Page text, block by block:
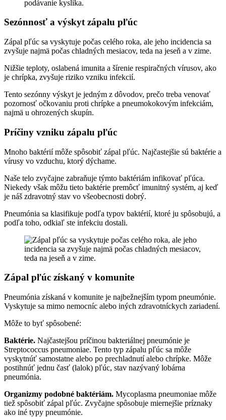
podávanie kyslíka.
Sezónnosť a výskyt zápalu pľúc
Zápal pľúc sa vyskytuje počas celého roka, ale jeho incidencia sa
zvyšuje najmä počas chladných mesiacov, teda na jeseň a v zime.
Nižšie teploty, oslabená imunita a šírenie respiračných vírusov, ako
je chrípka, zvyšuje riziko vzniku infekcií.
Tento sezónny výskyt je jedným z dôvodov, prečo treba venovať
pozornosť očkovaniu proti chrípke a pneumokokovým infekciám,
najmä u ohrozených skupín.
Príčiny vzniku zápalu pľúc
Mnoho baktérií môže spôsobiť zápal pľúc. Najčastejšie sú baktérie a
vírusy vo vzduchu, ktorý dýchame.
Naše telo zvyčajne zabraňuje týmto baktériám infikovať pľúca.
Niekedy však môžu tieto baktérie premôcť imunitný systém, aj keď
je náš zdravotný stav vo všeobecnosti dobrý.
Pneumónia sa klasifikuje podľa typov baktérií, ktoré ju spôsobujú, a
podľa toho, odkiaľ ste infekciu dostali.
Zápal pľúc získaný v komunite
Pneumónia získaná v komunite je najbežnejším typom pneumónie.
Vyskytuje sa mimo nemocníc alebo iných zdravotníckych zariadení.
Môže to byť spôsobené:
Baktérie. Najčastejšou príčinou bakteriálnej pneumónie je
Streptococcus pneumoniae. Tento typ zápalu pľúc sa môže
vyskytnúť samostatne alebo po prechladnutí alebo chrípke. Môže
postihnúť jednu časť (lalok) pľúc, stav nazývaný lobárna
pneumónia.
Organizmy podobné baktériám. Mycoplasma pneumoniae môže
tiež spôsobiť zápal pľúc. Zvyčajne spôsobuje miernejšie príznaky
ako iné typy pneumónie.